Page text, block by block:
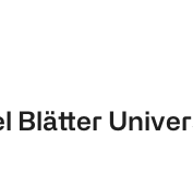
Blätter